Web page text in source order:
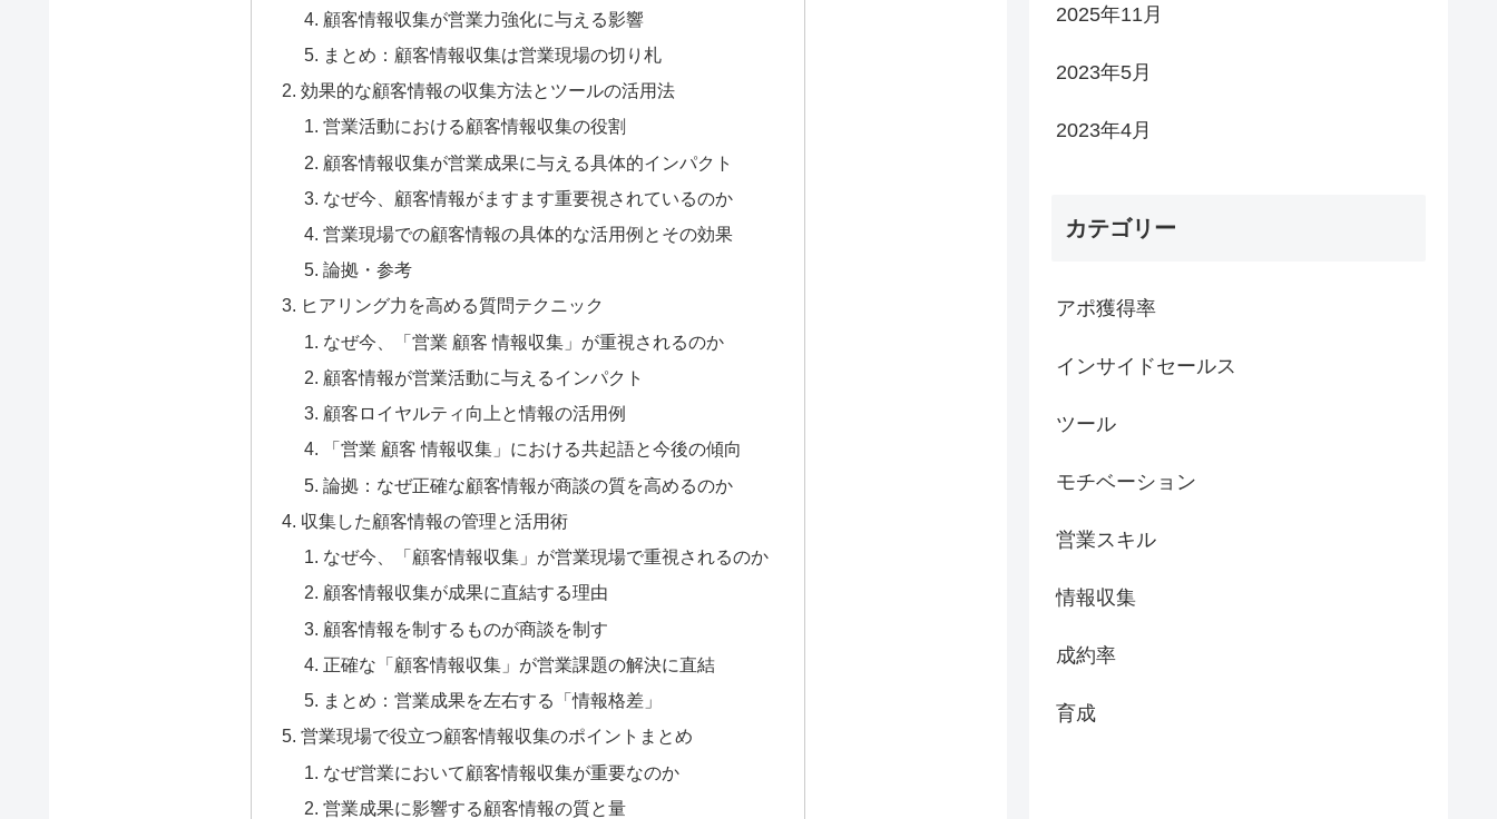
顧客情報収集が営業力強化に与える影響
まとめ：顧客情報収集は営業現場の切り札
効果的な顧客情報の収集方法とツールの活用法
営業活動における顧客情報収集の役割
顧客情報収集が営業成果に与える具体的インパクト
なぜ今、顧客情報がますます重要視されているのか
営業現場での顧客情報の具体的な活用例とその効果
論拠・参考
ヒアリング力を高める質問テクニック
なぜ今、「営業 顧客 情報収集」が重視されるのか
顧客情報が営業活動に与えるインパクト
顧客ロイヤルティ向上と情報の活用例
「営業 顧客 情報収集」における共起語と今後の傾向
論拠：なぜ正確な顧客情報が商談の質を高めるのか
収集した顧客情報の管理と活用術
なぜ今、「顧客情報収集」が営業現場で重視されるのか
顧客情報収集が成果に直結する理由
顧客情報を制するものが商談を制す
正確な「顧客情報収集」が営業課題の解決に直結
まとめ：営業成果を左右する「情報格差」
営業現場で役立つ顧客情報収集のポイントまとめ
なぜ営業において顧客情報収集が重要なのか
営業成果に影響する顧客情報の質と量
2025年11月
2023年5月
2023年4月
カテゴリー
アポ獲得率
インサイドセールス
ツール
モチベーション
営業スキル
情報収集
成約率
育成